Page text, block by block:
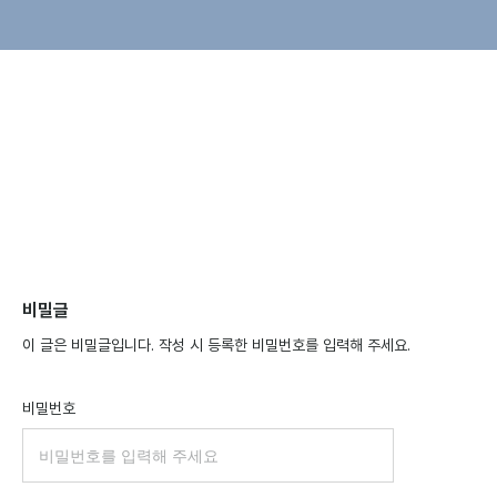
비밀글
이 글은 비밀글입니다. 작성 시 등록한 비밀번호를 입력해 주세요.
비밀번호